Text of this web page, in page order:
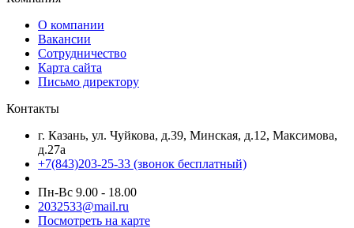
О компании
Вакансии
Сотрудничество
Карта сайта
Письмо директору
Контакты
г. Казань, ул. Чуйкова, д.39, Минская, д.12, Максимова,
д.27а
+7(843)203-25-33 (звонок бесплатный)
Пн-Вс 9.00 - 18.00
2032533@mail.ru
Посмотреть на карте